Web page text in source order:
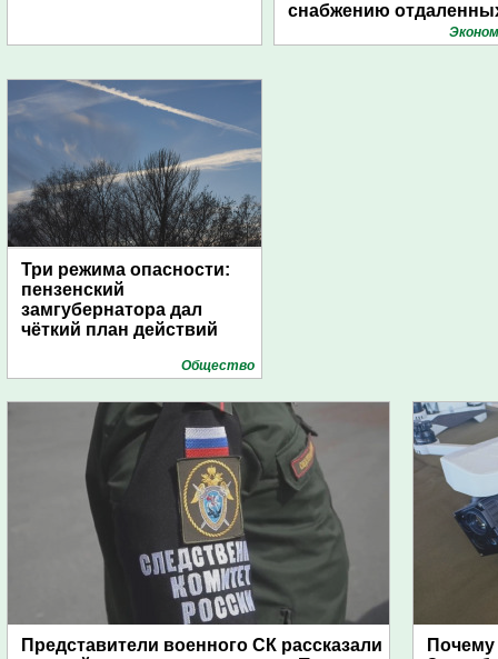
снабжению
поселений с помощью
Три режима опасности:
пензенский
замгубернатора дал
чёткий план действий
Общество
Представители военного СК рассказали